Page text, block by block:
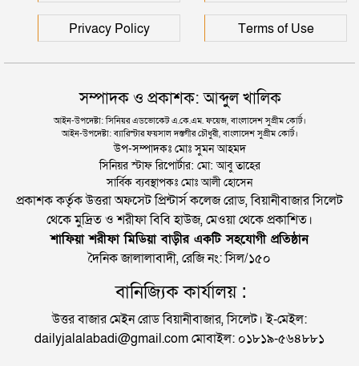
Privacy Policy Terms of Use
সম্পাদক ও প্রকাশক: আব্দুল খালিক
আইন-উপদেষ্টা: সিনিয়র এডভোকেট এ.কে.এম. ফয়েজ, বাংলাদেশ সুপ্রীম কোর্ট।
আইন-উপদেষ্টা: ব্যারিস্টার ফয়সাল দস্তগীর চৌধুরী, বাংলাদেশ সুপ্রীম কোর্ট।
উপ-সম্পাদকঃ মোঃ সুমন আহমদ
সিনিয়র স্টাফ রিপোর্টার: মো: আবু তাহের
সার্বিক ব্যবস্থাপকঃ মোঃ আলী হোসেন
প্রকাশক কর্তৃক উত্তরা অফসেট প্রিন্টার্স কলেজ রোড, বিয়ানীবাজার সিলেট
থেকে মুদ্রিত ও শরীফা বিবি হাউজ, মেওয়া থেকে প্রকাশিত।
শাফিয়া শরীফা মিডিয়া বাড়ীর একটি সহযোগী প্রতিষ্ঠান
দৈনিক জালালাবাদী, রেজি নং: সিল/১৫০
বানিজ্যিক কার্যালয় :
উত্তর বাজার মেইন রোড বিয়ানীবাজার, সিলেট। ই-মেইল:
dailyjalalabadi@gmail.com মোবাইল: ০১৮১৯-৫৬৪৮৮১